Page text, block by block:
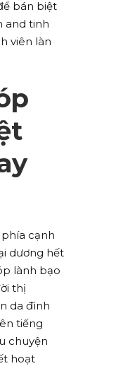
bán biệt
and tinh
viên làn
cạnh
dương hết
lành bạo
thị
da đình
tiếng
chuyện
hoạt